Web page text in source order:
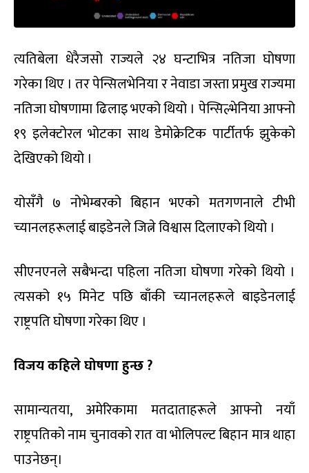
त्यतिबेला धेरैजसो राज्यले २४ घन्टाभित्र नतिजा घोषणा
गरेका थिए । तर पेन्सिलभेनिया र नेवाडा जस्ता प्रमुख राज्यमा
नतिजा घोषणामा ढिलाइ भएको थियो । पेन्सिल्भेनिया आफ्नो
१९ इलेक्टोरल भोटका साथ डेमोक्रेटिक पार्टीतर्फ झुकेको
देखिएको थियो ।
योसँगै ७ नोभेम्बरको बिहान भएको मतगणनाले टीभी
च्यानलहरूलाई बाइडेनले जित्ने विश्वास दिलाएको थियो ।
सीएनएनले सबैभन्दा पहिला नतिजा घोषणा गरेको थियो ।
त्यसको १५ मिनेट पछि बाँकी च्यानलहरूले बाइडेनलाई
राष्ट्रपति घोषणा गरेका थिए ।
विजय कहिले घोषणा हुन्छ ?
सामान्यतया, अमेरिकामा मतदाताहरूले आफ्नो नयाँ
राष्ट्रपतिको नाम चुनावको रात वा भोलिपल्ट बिहान मात्र थाहा
पाउनेछन्।